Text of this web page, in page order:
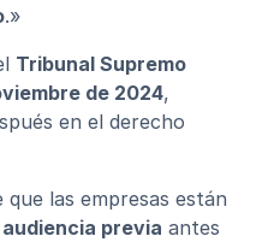
.»
Tribunal Supremo
de 2024,
en el derecho
las empresas están
audiencia previa antes